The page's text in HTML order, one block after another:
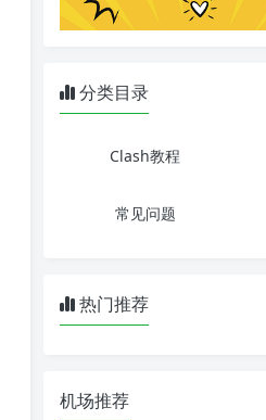
分类目录
Clash教程
常见问题
热门推荐
机场推荐